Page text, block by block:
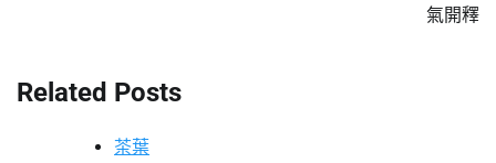
氣開釋
Related Posts
茶葉